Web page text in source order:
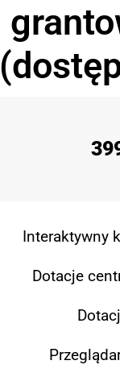
Interaktywny
Dotacje